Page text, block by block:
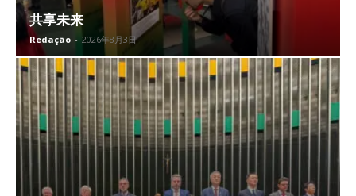
共享未来
Redação - 2026年8月3日